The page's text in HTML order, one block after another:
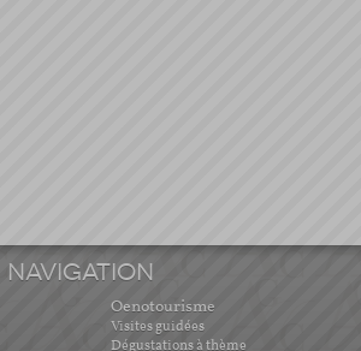
NAVIGATION
Oenotourisme
Visites guidées
Dégustations à thème